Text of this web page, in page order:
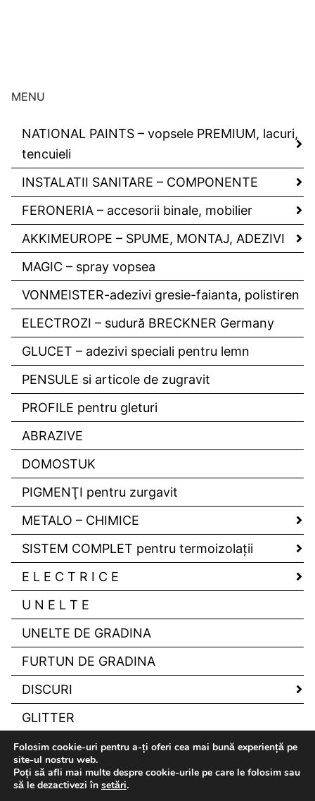
MENU
NATIONAL PAINTS – vopsele PREMIUM, lacuri,
tencuieli
INSTALATII SANITARE – COMPONENTE
FERONERIA – accesorii binale, mobilier
AKKIMEUROPE – SPUME, MONTAJ, ADEZIVI
MAGIC – spray vopsea
VONMEISTER-adezivi gresie-faianta, polistiren
ELECTROZI – sudură BRECKNER Germany
GLUCET – adezivi speciali pentru lemn
PENSULE si articole de zugravit
PROFILE pentru gleturi
ABRAZIVE
DOMOSTUK
PIGMENŢI pentru zurgavit
METALO – CHIMICE
SISTEM COMPLET pentru termoizolaţii
E L E C T R I C E
U N E L T E
UNELTE DE GRADINA
FURTUN DE GRADINA
DISCURI
GLITTER
Folosim cookie-uri pentru a-ți oferi cea mai bună experiență pe
site-ul nostru web.
Poți să afli mai multe despre cookie-urile pe care le folosim sau
să le dezactivezi în setări.